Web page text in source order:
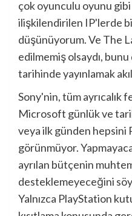
çok oyunculu oyunu
ilişkilendirilen IP'lerde
düşünüyorum. Ve The
edilmemiş olsaydı,
tarihinde yayınlamak
Sony'nin, tüm ayrıcalık
Microsoft günlük ve
veya ilk günden hepsini
görünmüyor.
ayrılan bütçenin
desteklemeyeceğini
Yalnızca PlayStation